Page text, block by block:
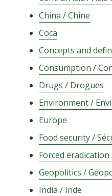
China / Chine
Coca
Concepts and
Consumption /
Drugs / Drogues
Environment /
Europe
Food security /
Forced
Geopolitics /
India / Inde